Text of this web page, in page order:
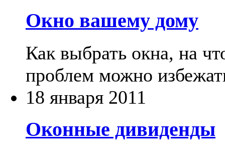
Окно вашему дому
Как выбрать окна, на
проблем можно
18 января 2011
Оконные дивиденды